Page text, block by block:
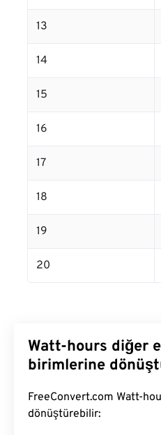
13
14
15
16
17
18
19
20
Watt-hours diğer
birimlerine
FreeConvert.com Watt-
dönüştürebilir: